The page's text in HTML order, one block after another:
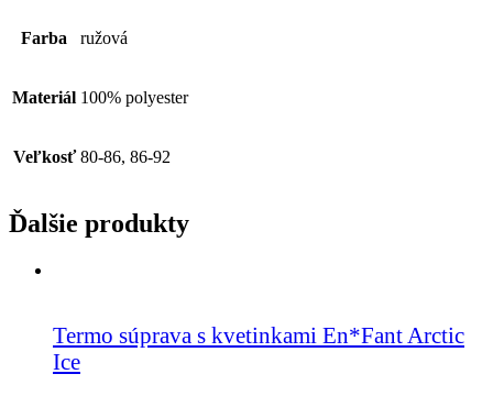
Farba ružová
Materiál 100% polyester
Veľkosť 80-86, 86-92
Ďalšie produkty
Termo súprava s kvetinkami En*Fant Arctic
Ice